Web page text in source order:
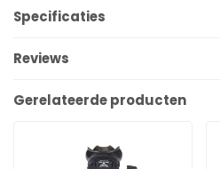
Specificaties
Reviews
Gerelateerde producten